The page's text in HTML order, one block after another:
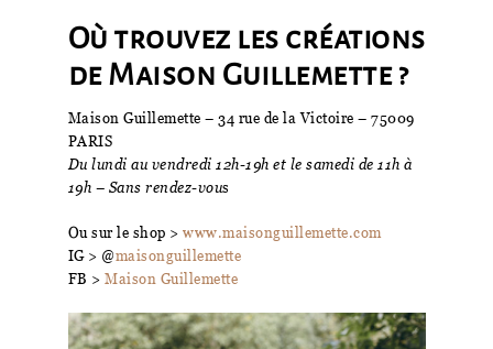
Où trouvez les créations
de Maison Guillemette ?
Maison Guillemette – 34 rue de la Victoire – 75009
PARIS
Du lundi au vendredi 12h-19h et le samedi de 11h à
19h – Sans rendez-vous
Ou sur le shop > www.maisonguillemette.com
IG > @maisonguillemette
FB > Maison Guillemette